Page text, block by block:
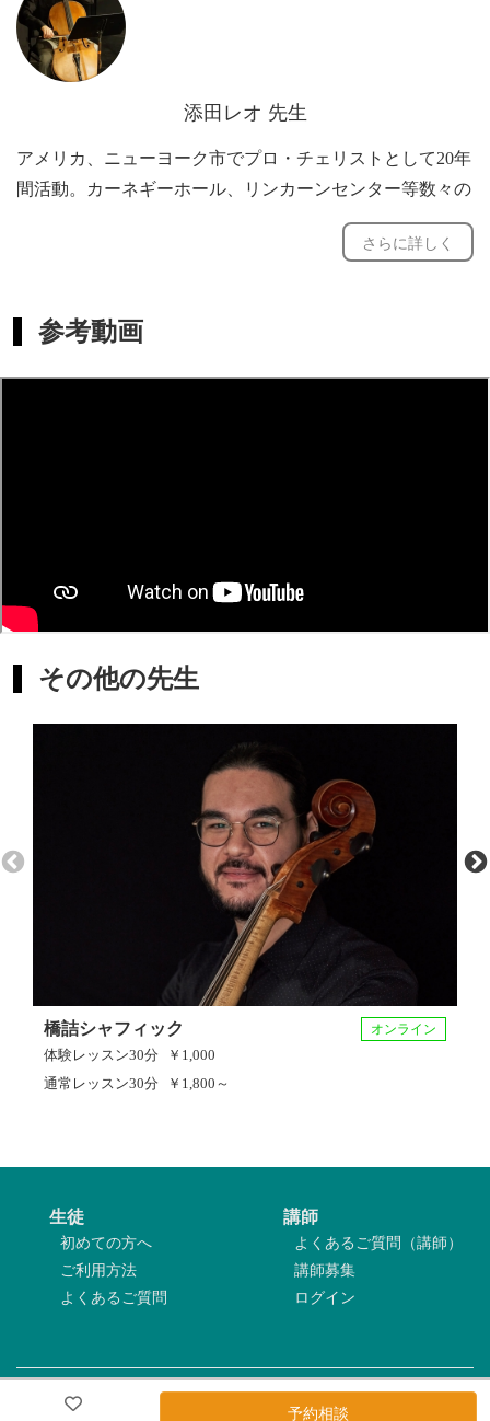
Orchestra excerpts (オーケストラパートの抜粋)
セブチェック、デュポール、ポッパー等のエチュード
JPop, 洋楽、ミュージカル、映画・ゲーム音楽
オーデイション・プレップ添田レオ 先生
アメリカ、ニューヨーク市でプロ・チェリストとして20年
間活動。カーネギーホール、リンカーンセンター等数々の
名ホールで演奏。ニューヨークフィル、メトロポリタンオ
ペラ、セイント・ルークス室内楽団の団員達、ジュリアー
ティスト達と共演。Iceland Airwaveロック祭でも出演。
マンハッタン音楽院卒。ナサニエル・ローゼン、シャウ
さらに詳しく
参考動画
その他の先生
橋詰シャフィック オンライン
体験レッスン30分
￥1,000
通常レッスン30分 ￥1,800～
予約相談
生徒
初めての方へ
ご利用方法
よくあるご質問
講師
よくあるご質問（講師）
講師募集
ログイン
プライバシーポリシー|特定商取引法表記|運営会社